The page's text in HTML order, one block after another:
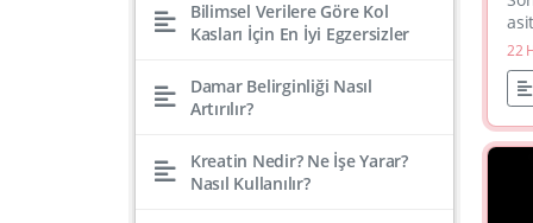
Bilimsel Verilere Göre Kol
Kasları İçin En İyi Egzersizler
Damar Belirginliği Nasıl
Artırılır?
Kreatin Nedir? Ne İşe Yarar?
Nasıl Kullanılır?
da
22